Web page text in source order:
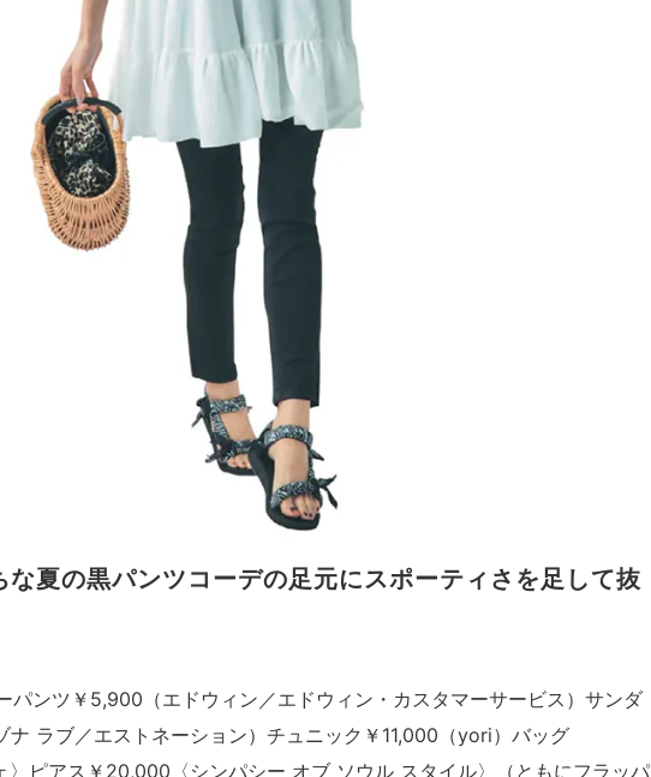
な夏の黒パンツコーデの足元にスポーティさを足して抜
パンツ￥5,900（エドウィン／エドウィン・カスタマーサービス）サンダ
ナ ラブ／エストネーション）チュニック￥11,000（yori）バッグ
〉ピアス￥20,000〈シンパシー オブ ソウル スタイル〉（ともにフラッパ